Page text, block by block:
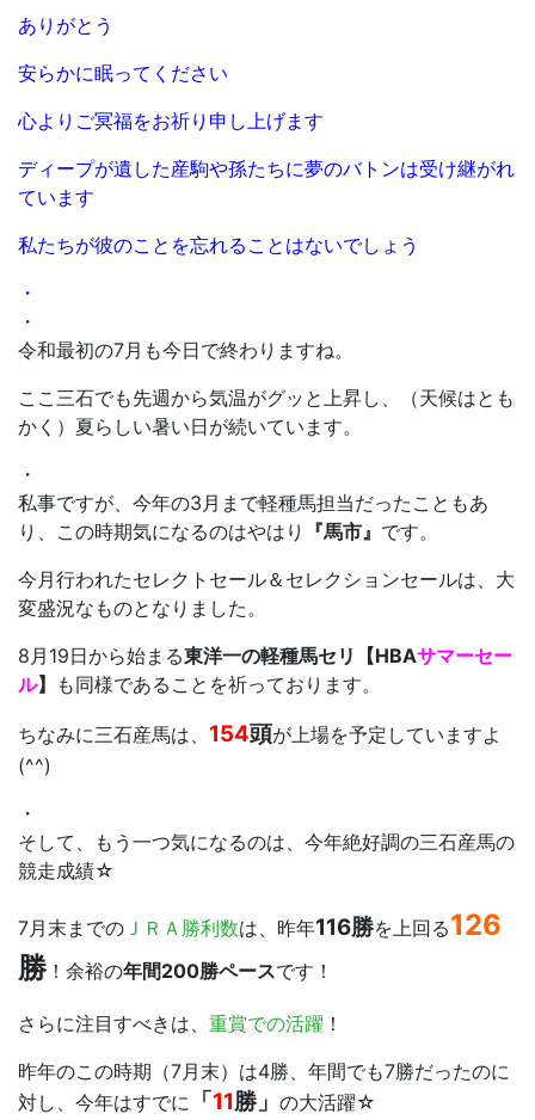
ありがとう
安らかに眠ってください
心よりご冥福をお祈り申し上げます
ディープが遺した産駒や孫たちに夢のバトンは受け継がれ
ています
私たちが彼のことを忘れることはないでしょう
・
・
令和最初の7月も今日で終わりますね。
ここ三石でも先週から気温がグッと上昇し、（天候はとも
かく）夏らしい暑い日が続いています。
・
私事ですが、今年の3月まで軽種馬担当だったこともあ
り、この時期気になるのはやはり
『馬市』 です。
今月行われたセレクトセール＆セレクションセールは、大
変盛況なものとなりました。
8月19日から始まる東洋一の軽種馬セリ【HBAサマーセー
ル】 も同様であることを祈っております。
ちなみに三石産馬は、 154頭が上場を予定していますよ
(^^)
・
そして、もう一つ気になるのは、今年絶好調の三石産馬の
競走成績☆
7月末までの ＪＲＡ勝利数は、昨年116勝を上回る126
勝！余裕の年間200勝ペースです！
さらに注目すべきは、 重賞での活躍 ！
昨年のこの時期（7月末）は4勝、年間でも7勝だったのに
対し、今年はすでに 「11勝」 の大活躍☆